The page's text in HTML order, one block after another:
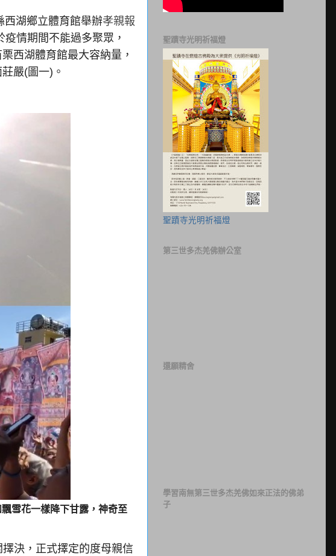
西湖鄉立體育館舉辦孝親報
情期間不能過多聚眾，
西湖體育館最大容納量，
嚴(圖一)。
雪花一樣降下甘露，神奇至
決，正式擇定的度母親信
聖蹟寺光明祈福燈
聖蹟寺光明祈福燈
第三世多杰羌佛辦公室
還願精舍
學習南無第三世多杰羌佛如來正法的佛弟
子